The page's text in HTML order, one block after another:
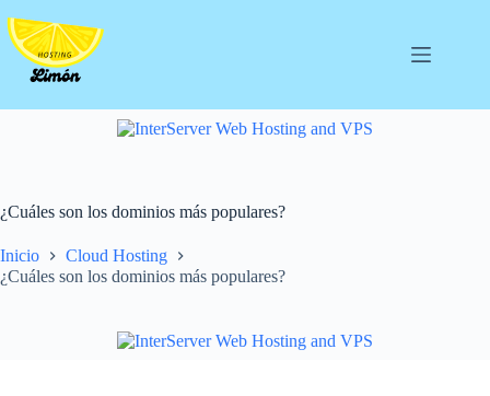
al
contenido
¿Cuáles son los dominios más populares?
Inicio
Cloud Hosting
¿Cuáles son los dominios más populares?